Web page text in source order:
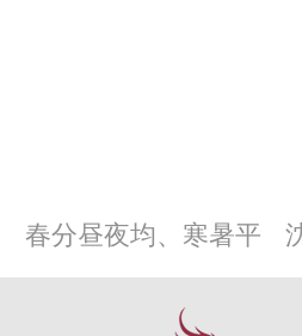
春分昼夜均、寒暑平